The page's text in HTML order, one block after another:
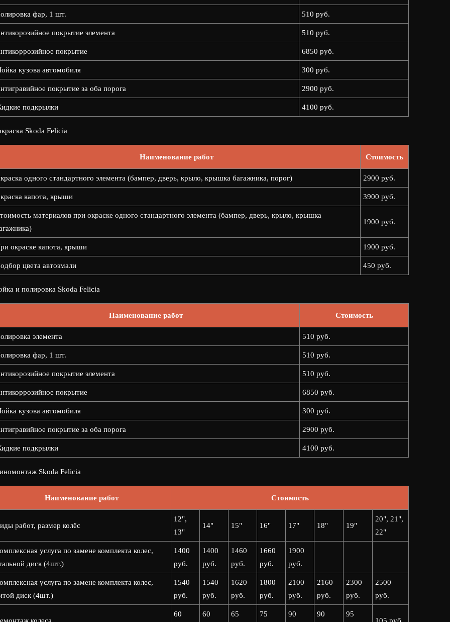
фар, 1 шт. 510 руб.
покрытие элемента 510 руб.
покрытие 6850 руб.
кузова автомобиля 300 руб.
покрытие за оба порога 2900 руб.
подкрылки 4100 руб.
Skoda Felicia
Наименование работ Стоимость
одного стандартного элемента (бампер, дверь, крыло, крышка багажника, порог) 2900 руб.
капота, крыши 3900 руб.
материалов при окраске одного стандартного элемента (бампер, дверь, крыло, крышка
1900 руб.
окраске капота, крыши 1900 руб.
цвета автоэмали 450 руб.
и полировка Skoda Felicia
Наименование работ Стоимость
элемента 510 руб.
фар, 1 шт. 510 руб.
покрытие элемента 510 руб.
покрытие 6850 руб.
кузова автомобиля 300 руб.
покрытие за оба порога 2900 руб.
подкрылки 4100 руб.
Skoda Felicia
Наименование работ Стоимость
работ, размер колёс
12",
13"
14" 15" 16" 17" 18" 19"
20", 21",
22"
услуга по замене комплекта колес,
диск (4шт.)
1400
руб.
1400
руб.
1460
руб.
1660
руб.
1900
руб.
услуга по замене комплекта колес,
диск (4шт.)
1540
руб.
1540
руб.
1620
руб.
1800
руб.
2100
руб.
2160
руб.
2300
руб.
2500
руб.
60 60 65 75 90 90
95